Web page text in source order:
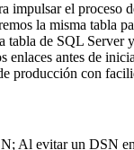
impulsar el proceso
la misma tabla
tabla de SQL Server
enlaces antes de
producción con
Al evitar un DSN